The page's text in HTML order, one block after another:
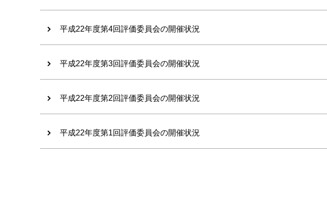
平成22年度第4回評価委員会の開催状況
平成22年度第3回評価委員会の開催状況
平成22年度第2回評価委員会の開催状況
平成22年度第1回評価委員会の開催状況